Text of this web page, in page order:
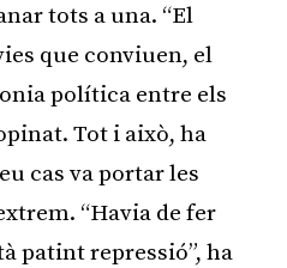
tots a una. “El
que conviuen, el
política entre els
Tot i això, ha
cas va portar les
“Havia de fer
patint repressió”, ha